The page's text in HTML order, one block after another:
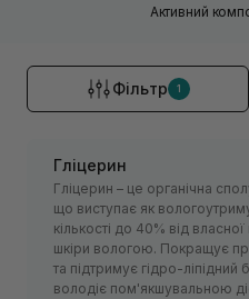
Активний
Фільтр 1
Гліцерин
Гліцерин – це органічна
що виступає як
кількості до 40% від
шкіри вологою. Покращує
та підтримує гідро-ліпідний
володіє пом'якшувальною